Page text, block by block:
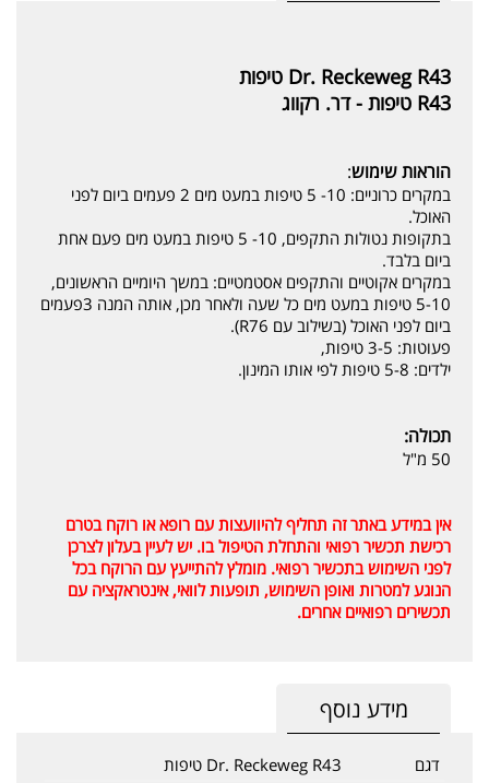
Dr. Reckeweg R43 טיפות
R43 טיפות - דר. רקווג
הוראות שימוש:
במקרים כרוניים: 10- 5 טיפות במעט מים 2 פעמים ביום לפני
האוכל.
בתקופות נטולות התקפים, 10- 5 טיפות במעט מים פעם אחת
ביום בלבד.
במקרים אקוטיים והתקפים אסטמטיים: במשך היומיים הראשונים,
5-10 טיפות במעט מים כל שעה ולאחר מכן, אותה המנה 3פעמים
ביום לפני האוכל (בשילוב עם R76).
פעוטות: 3-5 טיפות,
ילדים: 5-8 טיפות לפי אותו המינון.
תכולה:
50 מ"ל
אין במידע באתר זה תחליף להיוועצות עם רופא או רוקח בטרם
רכישת תכשיר רפואי והתחלת הטיפול בו. יש לעיין בעלון לצרכן
לפני השימוש בתכשיר רפואי. מומלץ להתייעץ עם הרוקח בכל
הנוגע למטרות ואופן השימוש, תופעות לוואי, אינטראקציה עם
תכשירים רפואיים אחרים.
מידע נוסף
דגם
Dr. Reckeweg R43 טיפות